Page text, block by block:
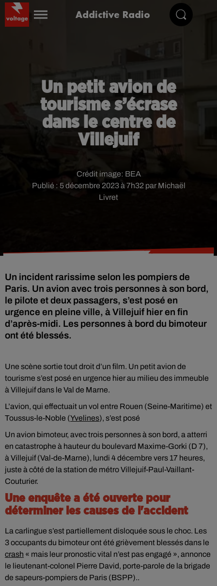
Addictive Radio
Un petit avion de
tourisme s’écrase
dans le centre de
Villejuif
Publié : 5 décembre 2023 à 7h32 par Michaël
Livret
Crédit image: BEA
Un incident rarissime selon les pompiers de
Paris. Un avion avec trois personnes à son bord,
le pilote et deux passagers, s’est posé en
urgence en pleine ville, à Villejuif hier en fin
d’après-midi. Les personnes à bord du bimoteur
ont été blessés.
Une scène sortie tout droit d’un film. Un petit avion de
tourisme s’est posé en urgence hier au milieu des immeuble
à Villejuif dans le Val de Marne.
L’avion, qui effectuait un vol entre Rouen (Seine-Maritime) et
Toussus-le-Noble (Yvelines), s’est posé
Un avion bimoteur, avec trois personnes à son bord, a atterri
en catastrophe à hauteur du boulevard Maxime-Gorki (D 7),
à Villejuif (Val-de-Marne), lundi 4 décembre vers 17 heures,
juste à côté de la station de métro Villejuif-Paul-Vaillant-
Couturier.
Une enquête a été ouverte pour
déterminer les causes de l'accident
La carlingue s’est partiellement disloquée sous le choc. Les
3 occupants du bimoteur ont été grièvement blessés dans le
crash « mais leur pronostic vital n’est pas engagé », annonce
le lieutenant-colonel Pierre David, porte-parole de la brigade
de sapeurs-pompiers de Paris (BSPP)..